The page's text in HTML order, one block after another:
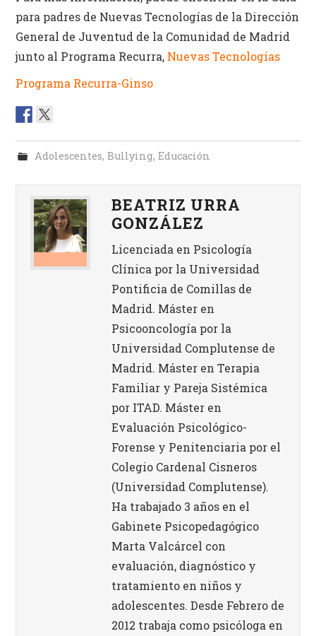
para padres de Nuevas Tecnologías de la Dirección
General de Juventud de la Comunidad de Madrid
junto al Programa Recurra, Nuevas Tecnologías
Programa Recurra-Ginso
Adolescentes, Bullying, Educación
BEATRIZ URRA
GONZÁLEZ
Licenciada en Psicología
Clínica por la Universidad
Pontificia de Comillas de
Madrid. Máster en
Psicooncología por la
Universidad Complutense de
Madrid. Máster en Terapia
Familiar y Pareja Sistémica
por ITAD. Máster en
Evaluación Psicológico-
Forense y Penitenciaria por el
Colegio Cardenal Cisneros
(Universidad Complutense).
Ha trabajado 3 años en el
Gabinete Psicopedagógico
Marta Valcárcel con
evaluación, diagnóstico y
tratamiento en niños y
adolescentes. Desde Febrero de
2012 trabaja como psicóloga en